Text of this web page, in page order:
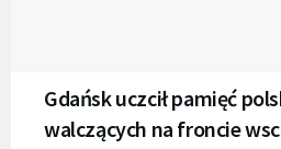
Gdańsk uczcił pamięć
walczących na froncie